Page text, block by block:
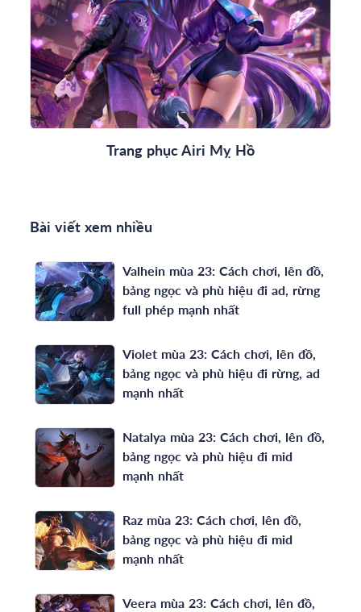
Trang phục Airi Mỵ Hồ
Bài viết xem nhiều
Valhein mùa 23: Cách chơi, lên đồ,
bảng ngọc và phù hiệu đi ad, rừng
full phép mạnh nhất
Violet mùa 23: Cách chơi, lên đồ,
bảng ngọc và phù hiệu đi rừng, ad
mạnh nhất
Natalya mùa 23: Cách chơi, lên đồ,
bảng ngọc và phù hiệu đi mid
mạnh nhất
Raz mùa 23: Cách chơi, lên đồ,
bảng ngọc và phù hiệu đi mid
mạnh nhất
Veera mùa 23: Cách chơi, lên đồ,